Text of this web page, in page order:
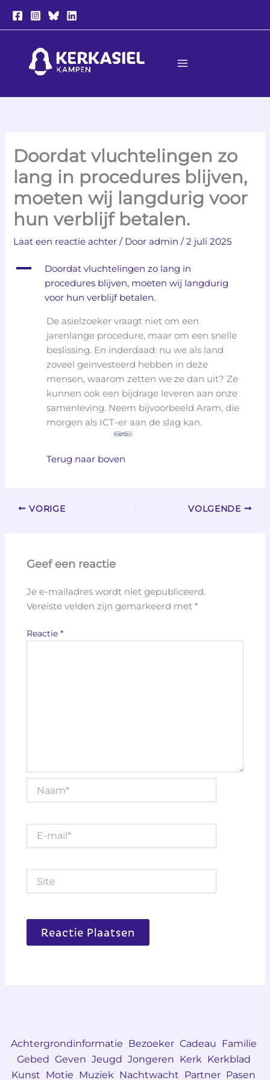
naar
Doordat vluchtelingen zo
lang in procedures blijven,
moeten wij langdurig voor
hun verblijf betalen.
Laat een reactie achter / Dooradmin/2 juli 2025
A
Doordat vluchtelingen zo lang in
procedures blijven, moeten wij langdurig
voor hun verblijf betalen.
De asielzoeker vraagt niet om een
jarenlange procedure, maar om een snelle
beslissing. En inderdaad: nu we als land
zoveel geïnvesteerd hebben in deze
mensen, waarom zetten we ze dan uit? Ze
kunnen ook een bijdrage leveren aan onze
samenleving. Neem bijvoorbeeld Aram, die
morgen als ICT-er aan de slag kan.
Terug naar boven
VORIGE VOLGENDE
Geef een reactie
Je e-mailadres wordt niet gepubliceerd.
Vereiste velden zijn gemarkeerd met*
Reactie*
mail*
Achtergrondinformatie Bezoeker Cadeau Familie
Gebed Geven Jeugd Jongeren Kerk Kerkblad
Kunst Motie Muziek Nachtwacht Partner Pasen